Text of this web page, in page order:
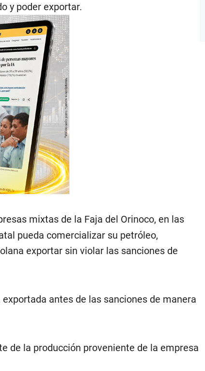
y poder exportar.
mixtas de la Faja del Orinoco, en las
pueda comercializar su petróleo,
exportar sin violar las sanciones de
antes de las sanciones de manera
de la producción proveniente de la empresa